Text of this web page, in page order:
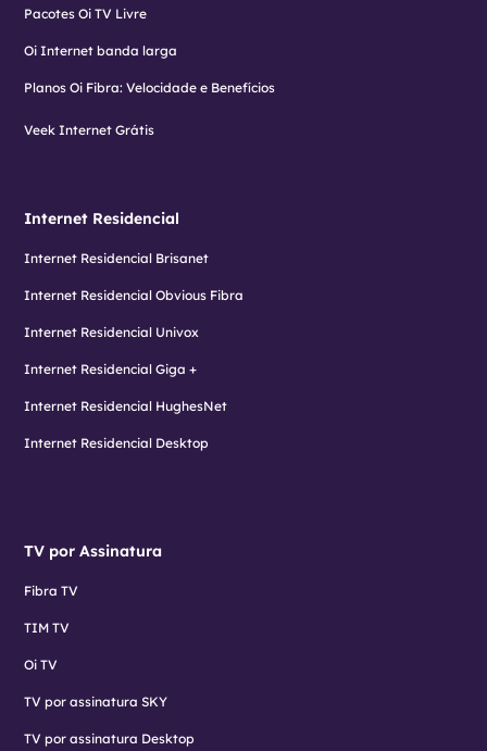
Pacotes Oi TV Livre
Oi Internet banda larga
Planos Oi Fibra: Velocidade e Benefícios
Veek Internet Grátis
Internet Residencial
Internet Residencial Brisanet
Internet Residencial Obvious Fibra
Internet Residencial Univox
Internet Residencial Giga +
Internet Residencial HughesNet
Internet Residencial Desktop
TV por Assinatura
Fibra TV
TIM TV
Oi TV
TV por assinatura SKY
TV por assinatura Desktop